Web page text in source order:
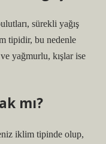
sürekli yağış
tipidir, bu nedenle
yağmurlu, kışlar ise
mı?
iklim tipinde olup,